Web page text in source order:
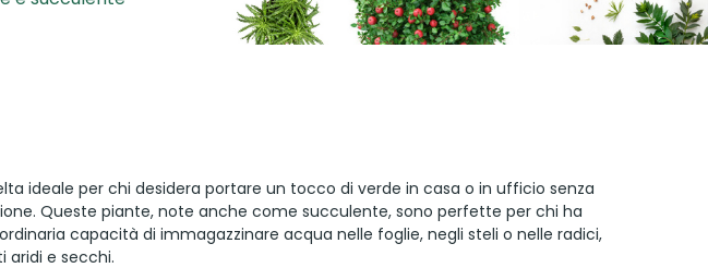
ideale per chi desidera portare un tocco di verde in casa o in ufficio senza
Queste piante, note anche come succulente, sono perfette per chi ha
capacità di immagazzinare acqua nelle foglie, negli steli o nelle radici,
aridi e secchi.